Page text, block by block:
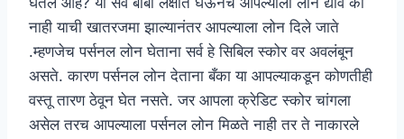
नाही याची खातरजमा झाल्यानंतर आपल्याला लोन दिले जाते
.म्हणजेच पर्सनल लोन घेताना सर्व हे सिबिल स्कोर वर अवलंबून
असते. कारण पर्सनल लोन देताना बँका या आपल्याकडून कोणतीही
वस्तू तारण ठेवून घेत नसते. जर आपला क्रेडिट स्कोर चांगला
असेल तरच आपल्याला पर्सनल लोन मिळते नाही तर ते नाकारले